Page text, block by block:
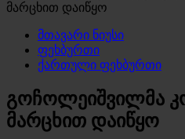
მარცხით დაიწყო
მთავარი ნიუსი
ფეხბურთი
ქართული ფეხბურთი
გოჩოლეიშვილმა
მარცხით დაიწყო